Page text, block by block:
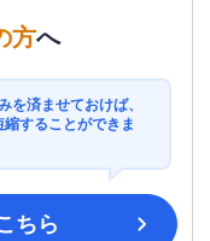
方へ
を済ませておけば、
することができま
ちら